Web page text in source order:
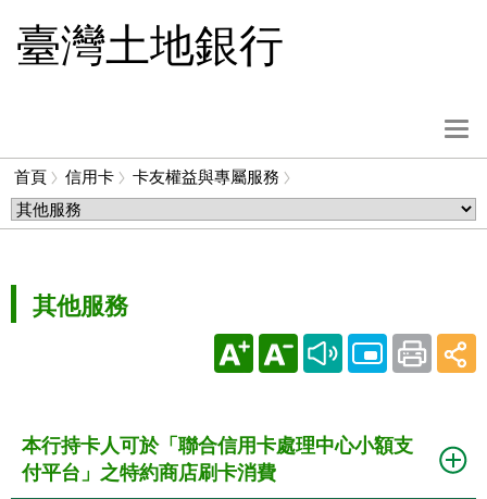
臺灣土地銀行
選
單
鈕
首頁 信用卡
卡友權益與專屬服務
麵
包
其他服務
本行持卡人可於「聯合信用卡處理中心小額支
付平台」之特約商店刷卡消費